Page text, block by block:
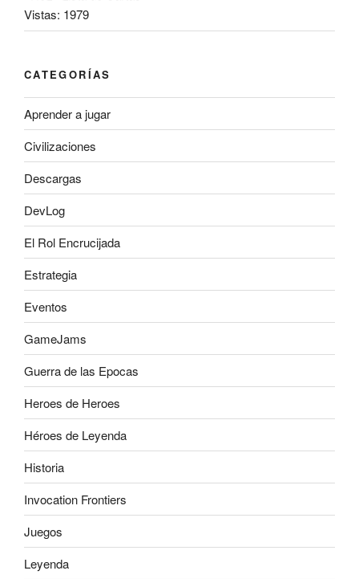
Vistas: 1979
CATEGORÍAS
Aprender a jugar
Civilizaciones
Descargas
DevLog
El Rol Encrucijada
Estrategia
Eventos
GameJams
Guerra de las Epocas
Heroes de Heroes
Héroes de Leyenda
Historia
Invocation Frontiers
Juegos
Leyenda